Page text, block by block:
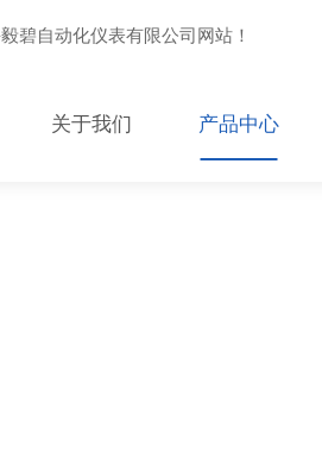
碧自动化仪表有限公司网站！
关于我们 产品中心